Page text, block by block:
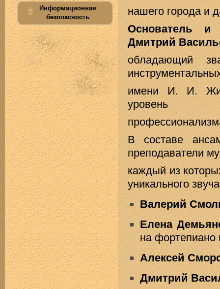
Информационная
безопасность
нашего города и
Основатель и
Дмитрий
обладающий
имени И. И.
уровень
В составе
преподаватели
каждый из
уникального
Валерий
Елена
на фортепиано
Алексей
Дмитрий